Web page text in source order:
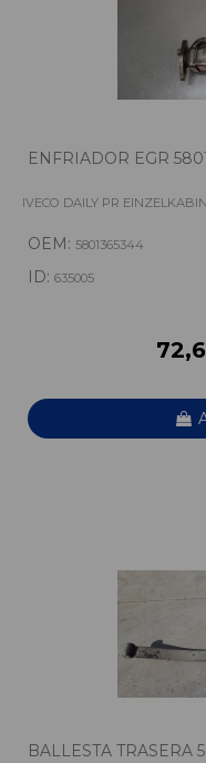
ENFRIADOR EGR
IVECO DAILY PR
OEM: 5801365344
ID: 635005
BALLESTA TRASERA